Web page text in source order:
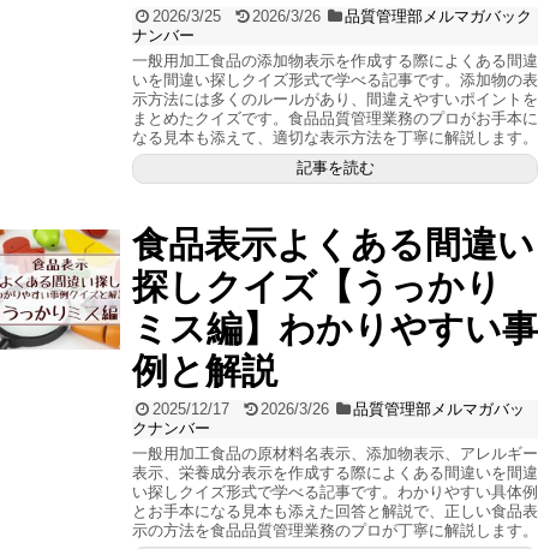
2026/3/25 2026/3/26
品質管理部メルマガバック
ナンバー
一般用加工食品の添加物表示を作成する際によくある間違
いを間違い探しクイズ形式で学べる記事です。添加物の表
示方法には多くのルールがあり、間違えやすいポイントを
まとめたクイズです。食品品質管理業務のプロがお手本に
なる見本も添えて、適切な表示方法を丁寧に解説します。
記事を読む
食品表示よくある間違い
探しクイズ【うっかり
ミス編】わかりやすい事
例と解説
2025/12/17 2026/3/26
品質管理部メルマガバッ
クナンバー
一般用加工食品の原材料名表示、添加物表示、アレルギー
表示、栄養成分表示を作成する際によくある間違いを間違
い探しクイズ形式で学べる記事です。わかりやすい具体例
とお手本になる見本も添えた回答と解説で、正しい食品表
示の方法を食品品質管理業務のプロが丁寧に解説します。